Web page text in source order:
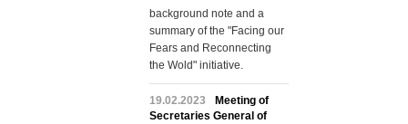
background note and a
summary of the "Facing our
Fears and Reconnecting
the Wold" initiative.
19.02.2023
Meeting of
Secretaries General of